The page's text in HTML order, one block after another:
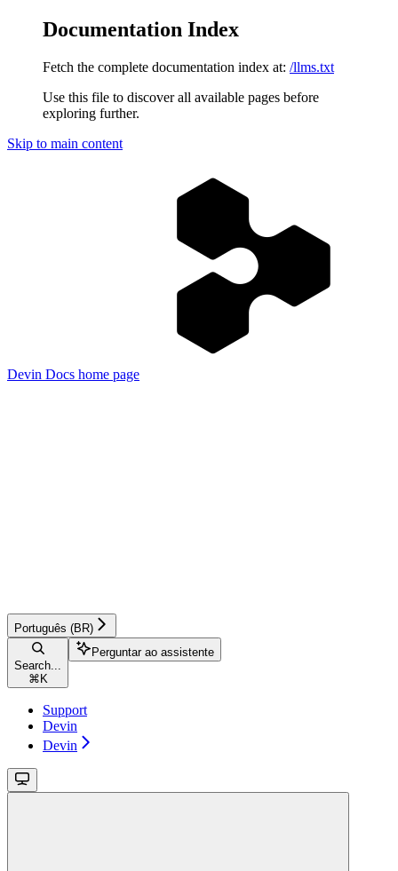
Documentation Index
Fetch the complete documentation index at: /llms.txt
Use this file to discover all available pages before
exploring further.
Skip to main content
Devin Docs home page
Português (BR)
Search...
⌘ K
Perguntar ao assistente
Support
Devin
Devin